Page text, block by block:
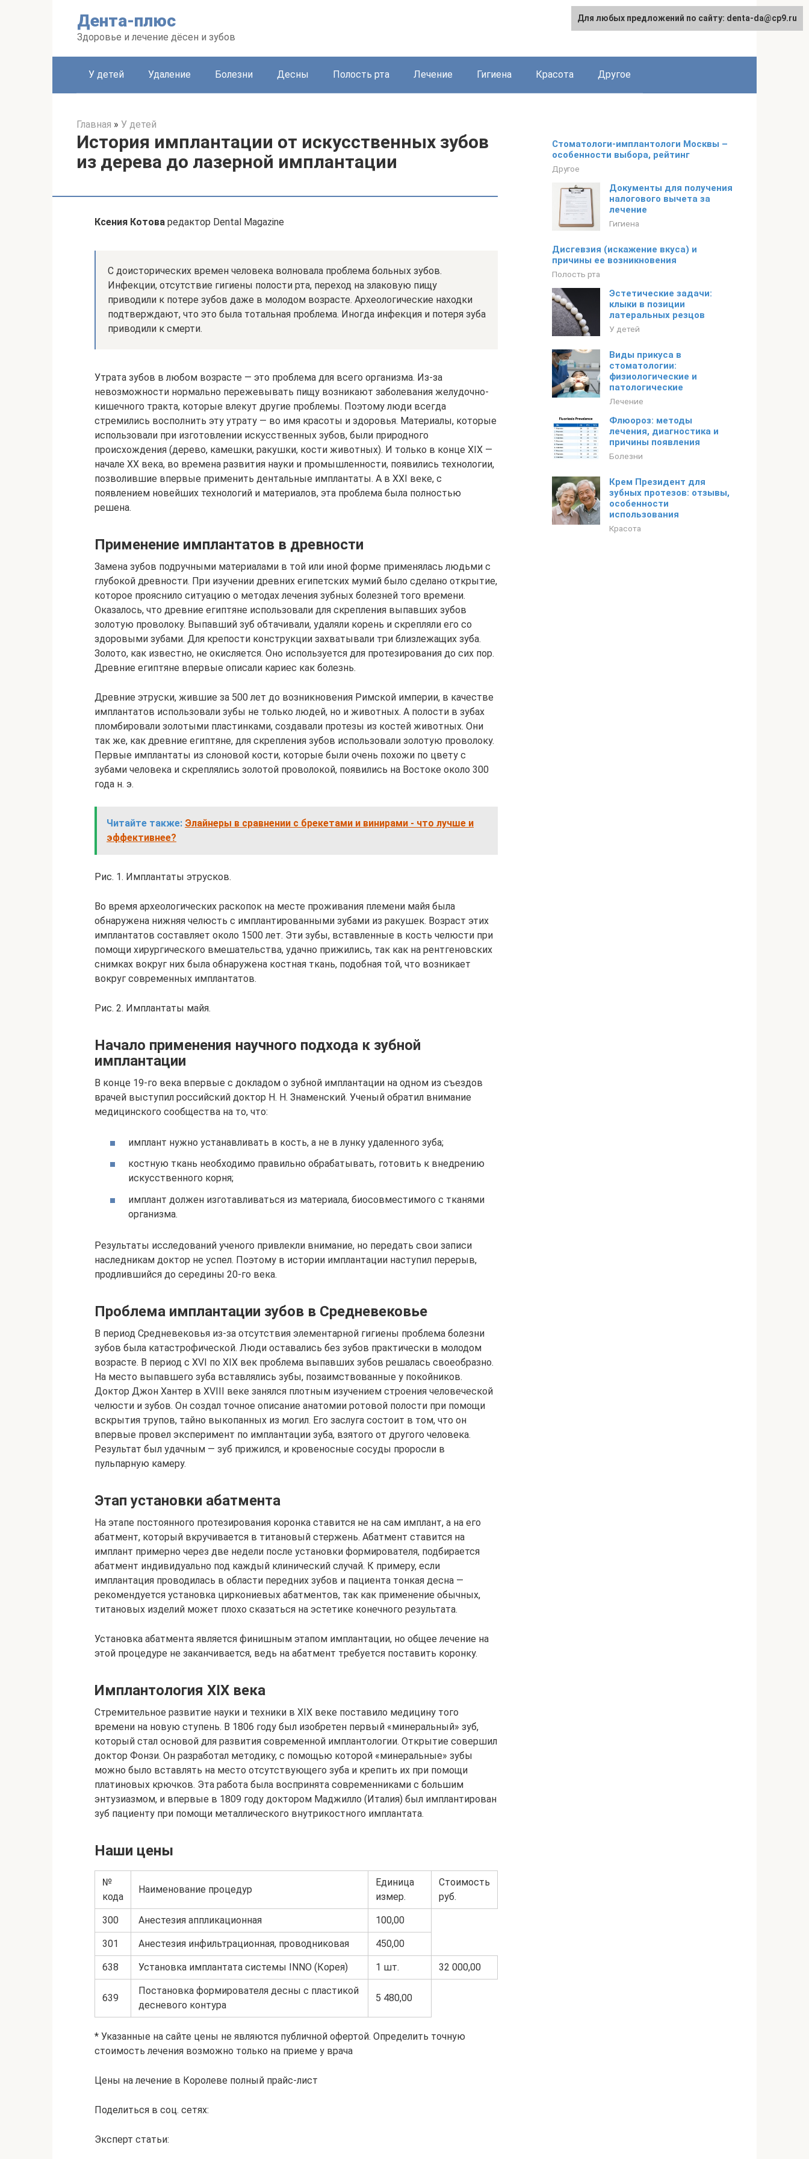
Дента-плюс
Здоровье и лечение дёсен и зубов
У детей Удаление Болезни Десны Полость рта Лечение Гигиена Красота Другое
Главная » У детей
История имплантации от искусственных зубов
из дерева до лазерной имплантации
Ксения Котова редактор Dental Magazine
С доисторических времен человека волновала проблема больных зубов.
Инфекции, отсутствие гигиены полости рта, переход на злаковую пищу
приводили к потере зубов даже в молодом возрасте. Археологические находки
подтверждают, что это была тотальная проблема. Иногда инфекция и потеря зуба
приводили к смерти.
Утрата зубов в любом возрасте — это проблема для всего организма. Из-за
невозможности нормально пережевывать пищу возникают заболевания желудочно-
кишечного тракта, которые влекут другие проблемы. Поэтому люди всегда
стремились восполнить эту утрату — во имя красоты и здоровья. Материалы, которые
использовали при изготовлении искусственных зубов, были природного
происхождения (дерево, камешки, ракушки, кости животных). И только в конце XIX —
начале XX века, во времена развития науки и промышленности, появились технологии,
позволившие впервые применить дентальные имплантаты. А в XXI веке, с
появлением новейших технологий и материалов, эта проблема была полностью
решена.
Применение имплантатов в древности
Замена зубов подручными материалами в той или иной форме применялась людьми с
глубокой древности. При изучении древних египетских мумий было сделано открытие,
которое прояснило ситуацию о методах лечения зубных болезней того времени.
Оказалось, что древние египтяне использовали для скрепления выпавших зубов
золотую проволоку. Выпавший зуб обтачивали, удаляли корень и скрепляли его со
здоровыми зубами. Для крепости конструкции захватывали три близлежащих зуба.
Золото, как известно, не окисляется. Оно используется для протезирования до сих пор.
Древние египтяне впервые описали кариес как болезнь.
Древние этруски, жившие за 500 лет до возникновения Римской империи, в качестве
имплантатов использовали зубы не только людей, но и животных. А полости в зубах
пломбировали золотыми пластинками, создавали протезы из костей животных. Они
так же, как древние египтяне, для скрепления зубов использовали золотую проволоку.
Первые имплантаты из слоновой кости, которые были очень похожи по цвету с
зубами человека и скреплялись золотой проволокой, появились на Востоке около 300
года н. э.
Читайте также: Элайнеры в сравнении с брекетами и винирами - что лучше и
эффективнее?
Рис. 1. Имплантаты этрусков.
Во время археологических раскопок на месте проживания племени майя была
обнаружена нижняя челюсть с имплантированными зубами из ракушек. Возраст этих
имплантатов составляет около 1500 лет. Эти зубы, вставленные в кость челюсти при
помощи хирургического вмешательства, удачно прижились, так как на рентгеновских
снимках вокруг них была обнаружена костная ткань, подобная той, что возникает
вокруг современных имплантатов.
Рис. 2. Имплантаты майя.
Начало применения научного подхода к зубной
имплантации
В конце 19-го века впервые с докладом о зубной имплантации на одном из съездов
врачей выступил российский доктор Н. Н. Знаменский. Ученый обратил внимание
медицинского сообщества на то, что:
имплант нужно устанавливать в кость, а не в лунку удаленного зуба;
костную ткань необходимо правильно обрабатывать, готовить к внедрению
искусственного корня;
имплант должен изготавливаться из материала, биосовместимого с тканями
организма.
Результаты исследований ученого привлекли внимание, но передать свои записи
наследникам доктор не успел. Поэтому в истории имплантации наступил перерыв,
продлившийся до середины 20-го века.
Проблема имплантации зубов в Средневековье
В период Средневековья из-за отсутствия элементарной гигиены проблема болезни
зубов была катастрофической. Люди оставались без зубов практически в молодом
возрасте. В период с XVI по XIX век проблема выпавших зубов решалась своеобразно.
На место выпавшего зуба вставлялись зубы, позаимствованные у покойников.
Доктор Джон Хантер в XVIII веке занялся плотным изучением строения человеческой
челюсти и зубов. Он создал точное описание анатомии ротовой полости при помощи
вскрытия трупов, тайно выкопанных из могил. Его заслуга состоит в том, что он
впервые провел эксперимент по имплантации зуба, взятого от другого человека.
Результат был удачным — зуб прижился, и кровеносные сосуды проросли в
пульпарную камеру.
Этап установки абатмента
На этапе постоянного протезирования коронка ставится не на сам имплант, а на его
абатмент, который вкручивается в титановый стержень. Абатмент ставится на
имплант примерно через две недели после установки формирователя, подбирается
абатмент индивидуально под каждый клинический случай. К примеру, если
имплантация проводилась в области передних зубов и пациента тонкая десна —
рекомендуется установка циркониевых абатментов, так как применение обычных,
титановых изделий может плохо сказаться на эстетике конечного результата.
Установка абатмента является финишным этапом имплантации, но общее лечение на
этой процедуре не заканчивается, ведь на абатмент требуется поставить коронку.
Имплантология XIX века
Стремительное развитие науки и техники в XIX веке поставило медицину того
времени на новую ступень. В 1806 году был изобретен первый «минеральный» зуб,
который стал основой для развития современной имплантологии. Открытие совершил
доктор Фонзи. Он разработал методику, с помощью которой «минеральные» зубы
можно было вставлять на место отсутствующего зуба и крепить их при помощи
платиновых крючков. Эта работа была воспринята современниками с большим
энтузиазмом, и впервые в 1809 году доктором Маджилло (Италия) был имплантирован
зуб пациенту при помощи металлического внутрикостного имплантата.
Наши цены
№
кода
Наименование процедур
Единица
измер.
Стоимость
руб.
300 Анестезия аппликационная 100,00
301 Анестезия инфильтрационная, проводниковая 450,00
638 Установка имплантата системы INNO (Корея) 1 шт. 32 000,00
639
Постановка формирователя десны с пластикой
десневого контура
5 480,00
* Указанные на сайте цены не являются публичной офертой. Определить точную
стоимость лечения возможно только на приеме у врача
Цены на лечение в Королеве полный прайс-лист
Поделиться в соц. сетях:
Эксперт статьи:
Стоматологи-имплантологи Москвы –
особенности выбора, рейтинг
Другое
Документы для получения
налогового вычета за
лечение
Гигиена
Дисгевзия (искажение вкуса) и
причины ее возникновения
Полость рта
Эстетические задачи:
клыки в позиции
латеральных резцов
У детей
Виды прикуса в
стоматологии:
физиологические и
патологические
Лечение
Флюороз: методы
лечения, диагностика и
причины появления
Болезни
Крем Президент для
зубных протезов: отзывы,
особенности
использования
Красота
Для любых предложений по сайту: denta-da@cp9.ru